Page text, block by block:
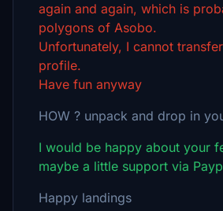
again and again, which is
polygons of Asobo.
Unfortunately, I cannot
profile.
Have fun anyway
HOW ? unpack and drop in
I would be happy about your
maybe a little support via
Happy landings